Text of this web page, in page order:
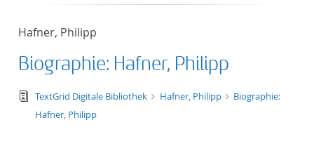
Hafner, Philipp
Biographie: Hafner, Philipp
text/tg.edition+tg.aggregation+xml
TextGrid Digitale Bibliothek Hafner, Philipp
Biographie:
Hafner, Philipp